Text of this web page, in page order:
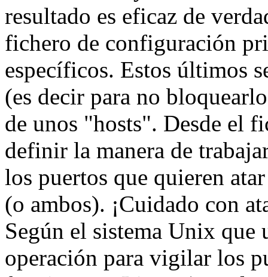
resultado es eficaz de
fichero de configuración
específicos. Estos últimos
(es decir para no
de unos "hosts". Desde el
definir la manera de
los puertos que quieren
(o ambos). ¡Cuidado con
Según el sistema Unix que
operación para vigilar los